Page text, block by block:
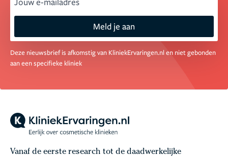
Meld je aan
Deze nieuwsbrief is afkomstig van KliniekErvaringen.nl en niet gebonden
aan een specifieke kliniek
Vanaf de eerste research tot de daadwerkelijke